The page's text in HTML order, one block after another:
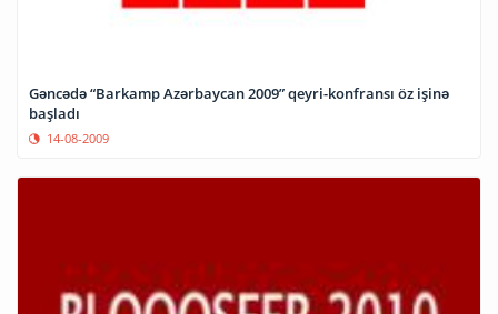
Gəncədə “Barkamp Azərbaycan 2009” qeyri-konfransı öz işinə
başladı
14-08-2009